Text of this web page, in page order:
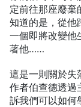
定前往那座廢棄
知道的是，從他
一個即將改變他
著他……
這是一則關於失
作者伯查德透過
訴我們可以如何